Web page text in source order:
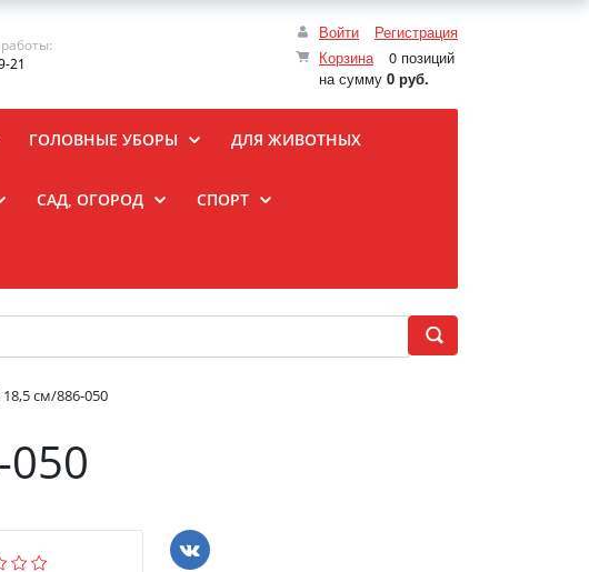
Войти
Регистрация
Корзина
0 позиций
на сумму 0 руб.
21
ГОЛОВНЫЕ УБОРЫ ДЛЯ ЖИВОТНЫХ
САД, ОГОРОД СПОРТ
см/886-050